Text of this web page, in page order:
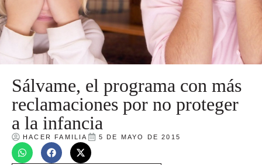
Sálvame, el programa con más
reclamaciones por no proteger
a la infancia
HACER FAMILIA 5 DE MAYO DE 2015